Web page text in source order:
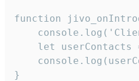
function
let userContacts
}